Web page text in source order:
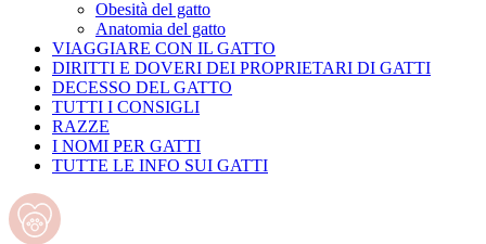
Obesità del gatto
Anatomia del gatto
VIAGGIARE CON IL GATTO
DIRITTI E DOVERI DEI PROPRIETARI DI GATTI
DECESSO DEL GATTO
TUTTI I CONSIGLI
RAZZE
I NOMI PER GATTI
TUTTE LE INFO SUI GATTI